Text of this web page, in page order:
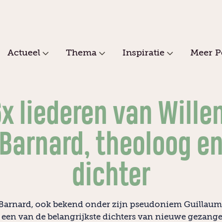
Actueel Thema Inspiratie Meer
liederen van
Barnard, theoloog en
dichter
ook bekend onder zijn pseudoniem
een van de belangrijkste dichters van nieuwe